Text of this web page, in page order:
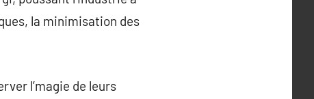
la minimisation des
l’magie de leurs